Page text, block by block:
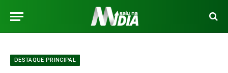
DESTAQUE PRINCIPAL